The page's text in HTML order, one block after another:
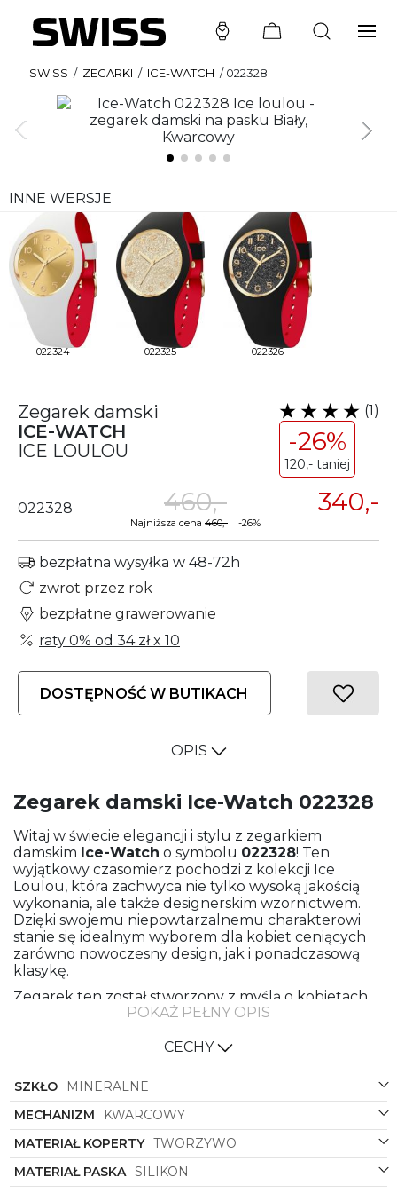
SWISS / ZEGARKI / ICE-WATCH /022328
INNE WERSJE
022324 022325 022326
Zegarek damski
ICE-WATCH
ICE LOULOU
(1)
-26%
120,- taniej
022328 340,-
460,-
Najniższa cena 460,- -26%
bezpłatna wysyłka w 48-72h
zwrot przez rok
bezpłatne grawerowanie
raty 0% od 34 złx 10
DOSTĘPNOŚĆ W BUTIKACH
OPIS
Zegarek damski Ice-Watch 022328
Witaj w świecie elegancji i stylu z zegarkiem
damskim Ice-Watch o symbolu 022328! Ten
wyjątkowy czasomierz pochodzi z kolekcji Ice
Loulou, która zachwyca nie tylko wysoką jakością
wykonania, ale także designerskim wzornictwem.
Dzięki swojemu niepowtarzalnemu charakterowi
stanie się idealnym wyborem dla kobiet ceniących
zarówno nowoczesny design, jak i ponadczasową
klasykę.
Zegarek ten został stworzony z myślą o kobietach,
które kochają modę i cenią sobie oryginalność. Jego
trendami, jednocześnie pozostając wiernym klasyce,
codziennymi stylizacjami, jak i wieczorowymi
kreacjami. Dzięki eleganckiemu designowi zegarek
ten doskonale uzupełni każdą garderobę, nadając
jej niepowtarzalnego charakteru i subtelnej
elegancji.
Materiał paska wykonanego z wytrzymałego
POKAŻ PEŁNY OPIS
CECHY
SZKŁO
MINERALNE
MECHANIZM
KWARCOWY
MATERIAŁ KOPERTY TWORZYWO
MATERIAŁ PASKA SILIKON